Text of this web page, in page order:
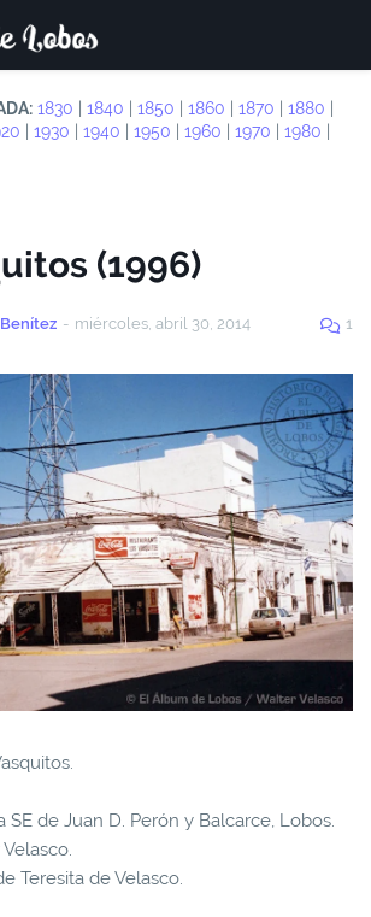
1830 1840 1850 1860 1870 1880
1930 1940 1950 1960 1970 1980
(1996)
- miércoles, abril 30, 2014 1
SE de Juan D. Perón y Balcarce, Lobos.
Teresita de Velasco.